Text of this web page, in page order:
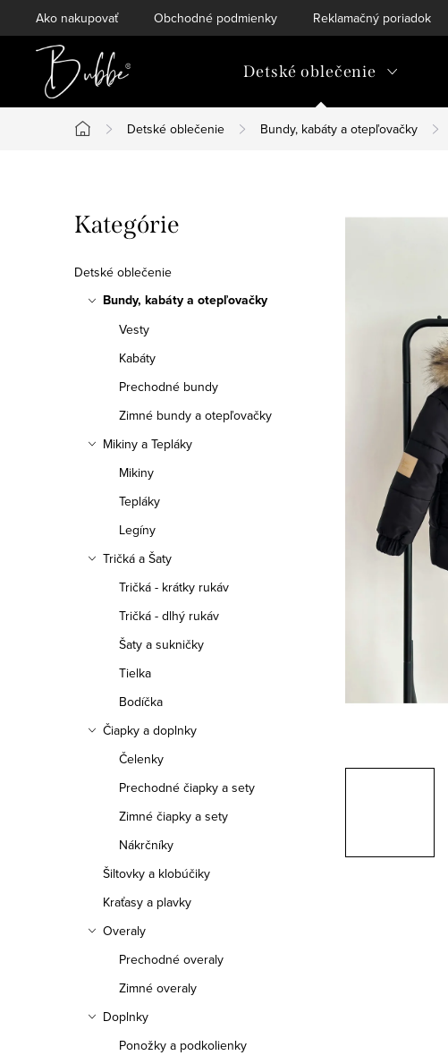
na
obsah
Ako nakupovať Obchodné podmienky Reklamačný poriadok
Detské oblečenie
Domov
Detské oblečenie Bundy, kabáty a otepľovačky
o
č
n
n
Preskočiť
kategórie
Kategórie
Detské oblečenie
Bundy, kabáty a otepľovačky
Vesty
Kabáty
Prechodné bundy
Zimné bundy a otepľovačky
Mikiny a Tepláky
Mikiny
Tepláky
Legíny
Tričká a Šaty
Tričká - krátky rukáv
Tričká - dlhý rukáv
Šaty a sukničky
Tielka
Bodíčka
Čiapky a doplnky
Čelenky
Prechodné čiapky a sety
Zimné čiapky a sety
Nákrčníky
Šiltovky a klobúčiky
Kraťasy a plavky
Overaly
Prechodné overaly
Zimné overaly
Doplnky
Ponožky a podkolienky